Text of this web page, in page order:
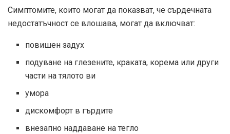
Симптомите, които могат да показват, че сърдечната
недостатъчност се влошава, могат да включват:
повишен задух
подуване на глезените, краката, корема или други
части на тялото ви
умора
дискомфорт в гърдите
внезапно наддаване на тегло